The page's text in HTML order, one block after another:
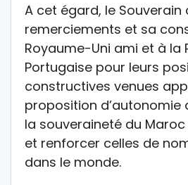
A cet égard, le Souverain
remerciements et sa
Royaume-Uni ami et à la
Portugaise pour leurs
constructives venues
proposition d’autonomie
la souveraineté du
et renforcer celles de
dans le monde.